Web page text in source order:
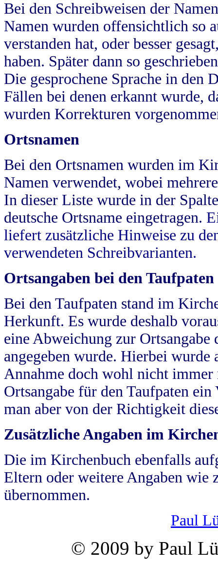
Bei den Schreibweisen der
Namen wurden offensichtlich so
verstanden hat, oder besser
haben. Später dann so
Die gesprochene Sprache in
Fällen bei denen erkannt wurde,
wurden Korrekturen
Ortsnamen
Bei den Ortsnamen wurden im
Namen verwendet, wobei
In dieser Liste wurde in der
deutsche Ortsname eingetragen.
liefert zusätzliche Hinweise zu
verwendeten Schreibvarianten.
Ortsangaben bei den Taufpaten
Bei den Taufpaten stand im
Herkunft. Es wurde deshalb
eine Abweichung zur
angegeben wurde. Hierbei wurde
Annahme doch wohl nicht
Ortsangabe für den Taufpaten
man aber von der Richtigkeit
Zusätzliche Angaben im
Die im Kirchenbuch ebenfalls
Eltern oder weitere Angaben wie
übernommen.
Paul
© 2009 by Paul